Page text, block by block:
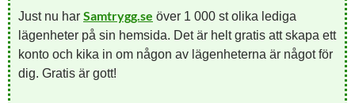
Just nu har Samtrygg.se över 1 000 st olika lediga
lägenheter på sin hemsida. Det är helt gratis att skapa ett
konto och kika in om någon av lägenheterna är något för
dig. Gratis är gott!